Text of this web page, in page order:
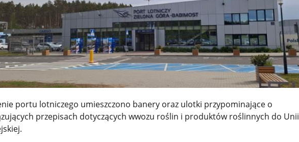
portu lotniczego umieszczono banery oraz ulotki przypominające o
przepisach dotyczących wwozu roślin i produktów roślinnych do Unii